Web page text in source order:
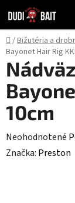
na
obsah
Domov
/Bižutéria a
Bayonet Hair Rig
10cm
Priemerné
hodnotenie
Neohodnotené
Značka: Preston